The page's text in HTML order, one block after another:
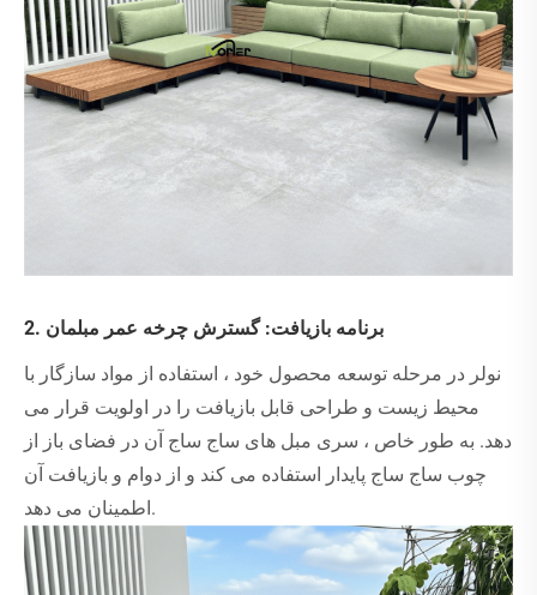
2. برنامه بازیافت: گسترش چرخه عمر مبلمان
نولر در مرحله توسعه محصول خود ، استفاده از مواد سازگار با
محیط زیست و طراحی قابل بازیافت را در اولویت قرار می
دهد. به طور خاص ، سری مبل های ساج ساج آن در فضای باز از
چوب ساج ساج پایدار استفاده می کند و از دوام و بازیافت آن
اطمینان می دهد.